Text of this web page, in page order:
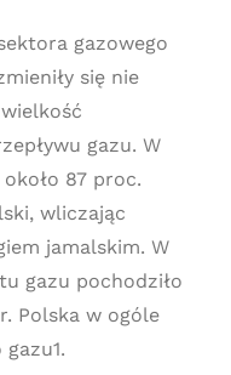
gazowego
się nie
gazu. W
87 proc.
wliczając
jamalskim. W
gazu pochodziło
Polska w ogóle